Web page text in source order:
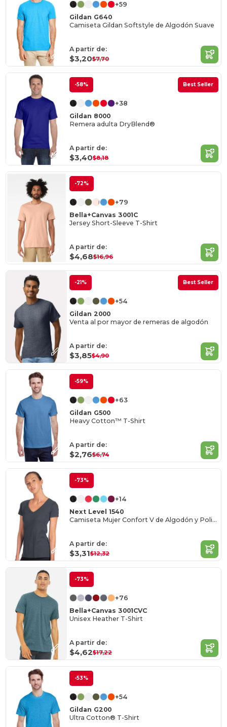
+59
Gildan G640
Camiseta Gildan Softstyle de Algodón Suave
A partir de:
$3,20$7,70
-58% Best Seller
+38
Gildan 8000
Remera adulta DryBlend®
A partir de:
$3,40$8,18
-72%
+79
Bella+Canvas 3001C
Jersey Short-Sleeve T-Shirt
A partir de:
$4,68$16,96
-21% Best Seller
+54
Gildan 2000
Venta al por mayor de remeras de algodón
A partir de:
$3,85$4,90
-59%
+63
Gildan G500
Heavy Cotton™ T-Shirt
A partir de:
$2,76$6,74
-73%
+14
Next Level 1540
Camiseta Mujer Confort V de Algodón y Poliéster
A partir de:
$3,31$12,32
-73%
+76
Bella+Canvas 3001CVC
Unisex Heather T-Shirt
A partir de:
$4,62$17,22
-53%
+54
Gildan G200
Ultra Cotton® T-Shirt